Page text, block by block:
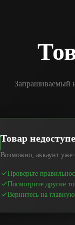
Запрашиваемый
Товар
Возможно, аккаунт
Проверьте
Посмотрите другие
Вернитесь на главную